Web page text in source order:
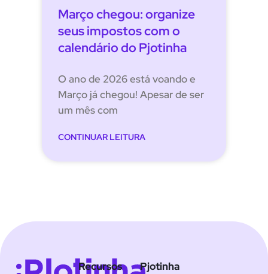
Março chegou: organize
seus impostos com o
calendário do Pjotinha
O ano de 2026 está voando e
Março já chegou! Apesar de ser
um mês com
CONTINUAR LEITURA
Recursos
Pjotinha